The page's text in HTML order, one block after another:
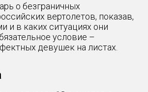
о безграничных
вертолетов, показав,
и в каких ситуациях они
условие –
девушек на листах.